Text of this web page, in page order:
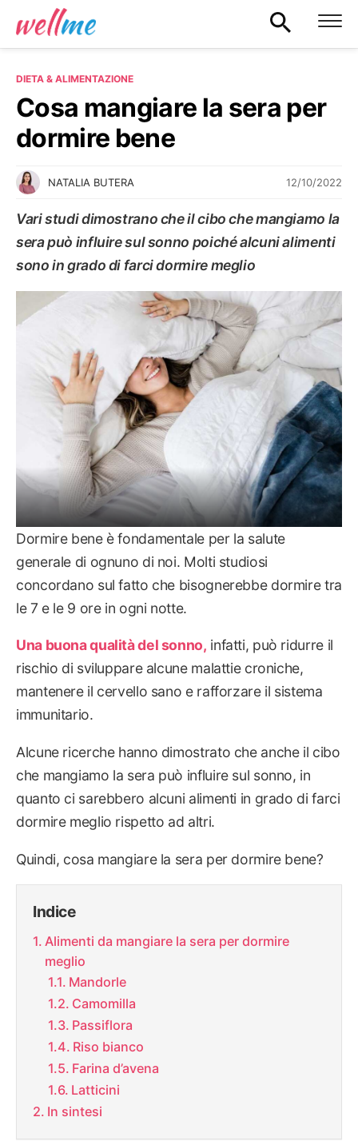
DIETA & ALIMENTAZIONE
Cosa mangiare la sera per
dormire bene
NATALIA BUTERA 12/10/2022
Vari studi dimostrano che il cibo che mangiamo la
sera può influire sul sonno poiché alcuni alimenti
sono in grado di farci dormire meglio
DIETA & ALIMENTAZIONE
Dormire bene è fondamentale per la salute
generale di ognuno di noi. Molti studiosi
concordano sul fatto che bisognerebbe dormire tra
le 7 e le 9 ore in ogni notte.
Una buona qualità del sonno, infatti, può ridurre il
rischio di sviluppare alcune malattie croniche,
mantenere il cervello sano e rafforzare il sistema
immunitario.
Alcune ricerche hanno dimostrato che anche il cibo
che mangiamo la sera può influire sul sonno, in
quanto ci sarebbero alcuni alimenti in grado di farci
dormire meglio rispetto ad altri.
Quindi, cosa mangiare la sera per dormire bene?
Indice
Alimenti da mangiare la sera per dormire
meglio
Mandorle
Camomilla
Passiflora
Riso bianco
Farina d’avena
Latticini
In sintesi